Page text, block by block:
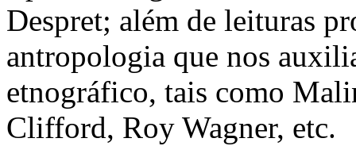
Despret; além de leituras
antropologia que nos
etnográfico, tais como
Clifford, Roy Wagner, etc.